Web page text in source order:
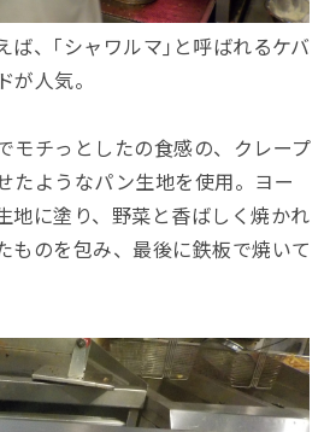
ば、｢シャワルマ｣と呼ばれるケバ
人気。
モチっとしたの食感の、クレープ
たようなパン生地を使用。ヨー
地に塗り、野菜と香ばしく焼かれ
ものを包み、最後に鉄板で焼いて